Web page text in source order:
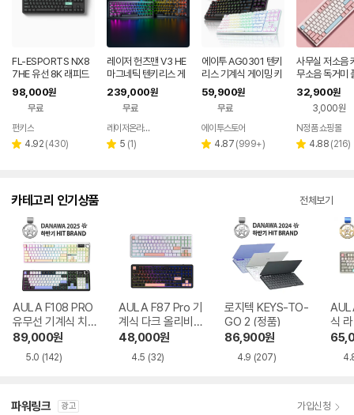
FL-ESPORTS NX8
7HE 유선 8K 래피드
트리거 자석축 키보드
민트 블랙, 저소음스톰
98,000원
무료
페이
펀키스
별 4.92 리
(430)
레이저 헌츠맨 V3 HE
마그네틱 텐키리스 게
이밍키보드 8KHz 기
계식 키보드
239,000원
무료
레이저온라인스토어
별 5 리
(1)
에이투 AG0301 텐키
리스 기계식 게이밍 키
보드 적축, 갈축
59,900원
무료
에이투스토어
별 4.87 리
(999+)
사무실 저소음
무소음 독거미
조용한 컴퓨터
핑크 유선 사무
32,900원
3,000원
N정품 쇼핑몰
별 4.88 리
(216)
카테고리 인기상품 전체보기
AULA F108 PRO
유무선 기계식 치즈
화이트 한글
89,000원
5.0 (142)
AULA F87 Pro 기
계식 다크 올리비아
한글
48,000원
4.5 (32)
로지텍 KEYS-TO-
GO 2 (정품)
86,900원
4.9 (207)
식
파워링크 광고 가입신청